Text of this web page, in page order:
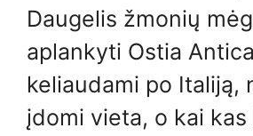
Daugelis žmonių
aplankyti Ostia Antica
keliaudami po Italiją,
įdomi vieta, o kai kas